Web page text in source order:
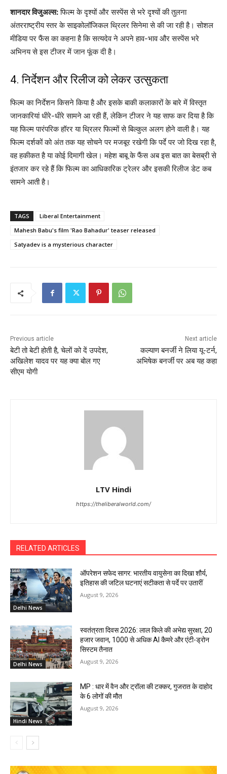
शानदार विजुअल्स:फिल्म के दृश्यों और सस्पेंस से भरे दृश्यों की तुलना
अंतरराष्ट्रीय स्तर के साइकोलॉजिकल थ्रिलर सिनेमा से की जा रही है। सोशल
मीडिया पर फैंस का कहना है कि सत्यदेव ने अपने हाव-भाव और सस्पेंस भरे
अभिनय से इस टीजर में जान फूंक दी है।
4. निर्देशन और रिलीज को लेकर उत्सुकता
फिल्म का निर्देशन किसने किया है और इसके बाकी कलाकारों के बारे में विस्तृत
जानकारियां धीरे-धीरे सामने आ रही हैं, लेकिन टीजर ने यह साफ कर दिया है कि
यह फिल्म पारंपरिक हॉरर या थ्रिलर फिल्मों से बिल्कुल अलग होने वाली है। यह
फिल्म दर्शकों को अंत तक यह सोचने पर मजबूर रखेगी कि पर्दे पर जो दिख रहा है,
वह हकीकत है या कोई दिमागी खेल। महेश बाबू के फैंस अब इस बात का बेसब्री से
इंतजार कर रहे हैं कि फिल्म का आधिकारिक ट्रेलर और इसकी रिलीज डेट कब
सामने आती है।
TAGS
Liberal Entertainment
Mahesh Babu's film 'Rao Bahadur' teaser released
Satyadev is a mysterious character
Previous article
बेटी तो बेटी होती है, चेलों को दें उपदेश,
अखिलेश यादव पर यह क्या बोल गए
सीएम योगी
Next article
कल्याण बनर्जी ने लिया यू-टर्न,
अभिषेक बनर्जी पर अब यह कहा
LTV Hindi
https://theliberalworld.com/
RELATED ARTICLES
Delhi News
ऑपरेशन सफेद सागर: भारतीय वायुसेना का दिखा शौर्य,
इतिहास की जटिल घटनाएं सटीकता से पर्दे पर उतारीं
August 9, 2026
Delhi News
स्वतंत्रता दिवस 2026: लाल किले की अभेद्य सुरक्षा, 20
हजार जवान, 1000 से अधिक AI कैमरे और एंटी-ड्रोन
सिस्टम तैनात
August 9, 2026
Hindi News
MP : धार में वैन और ट्रॉला की टक्कर, गुजरात के दाहोद
के 6 लोगों की मौत
August 9, 2026